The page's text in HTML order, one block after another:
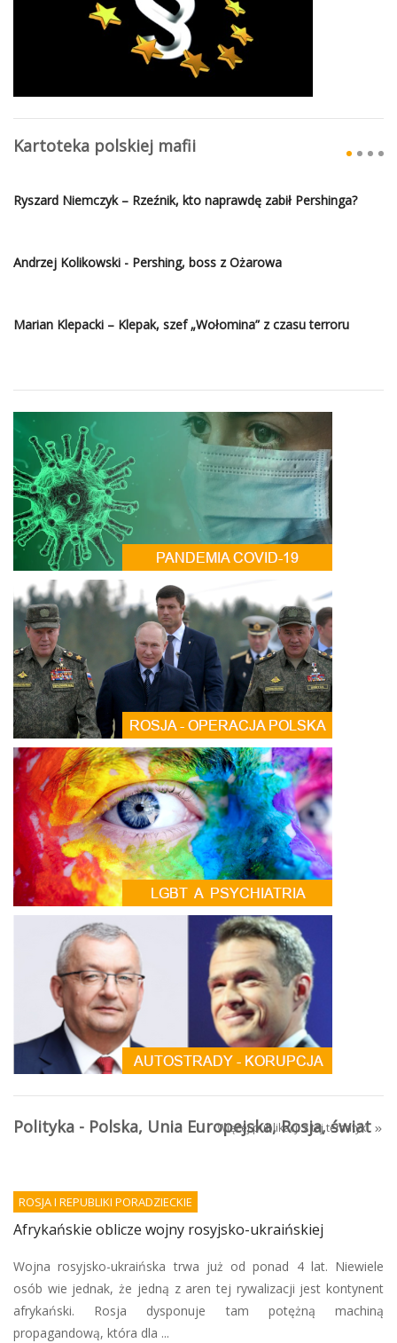
Kartoteka polskiej mafii
Ryszard Niemczyk – Rzeźnik, kto naprawdę zabił Pershinga?
Andrzej Kolikowski - Pershing, boss z Ożarowa
Marian Klepacki – Klepak, szef „Wołomina” z czasu terroru
Polityka - Polska, Unia Europejska, Rosja, świat
Więcej publikacji z tej tematyki
ROSJA I REPUBLIKI PORADZIECKIE
Afrykańskie oblicze wojny rosyjsko-ukraińskiej
Wojna rosyjsko-ukraińska trwa już od ponad 4 lat. Niewiele
osób wie jednak, że jedną z aren tej rywalizacji jest kontynent
afrykański. Rosja dysponuje tam potężną machiną
propagandową, która dla ...